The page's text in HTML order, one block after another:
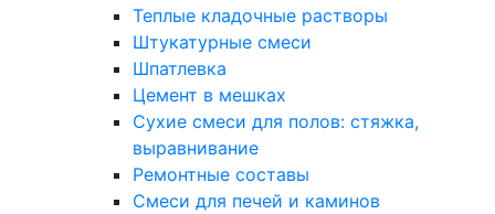
Теплые кладочные растворы
Штукатурные смеси
Шпатлевка
Цемент в мешках
Сухие смеси для полов: стяжка,
выравнивание
Ремонтные составы
Смеси для печей и каминов